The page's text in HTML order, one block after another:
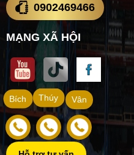
0902469466
MẠNG XÃ HỘI
Vân
Thúy
Bích